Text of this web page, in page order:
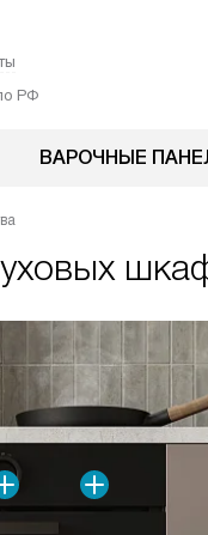
РФ
ВАРОЧНЫЕ